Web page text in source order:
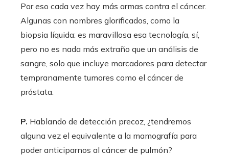
Por eso cada vez hay más armas contra el cáncer.
Algunas con nombres glorificados, como la
biopsia líquida: es maravillosa esa tecnología, sí,
pero no es nada más extraño que un análisis de
sangre, solo que incluye marcadores para detectar
tempranamente tumores como el cáncer de
próstata.
P. Hablando de detección precoz, ¿tendremos
alguna vez el equivalente a la mamografía para
poder anticiparnos al cáncer de pulmón?